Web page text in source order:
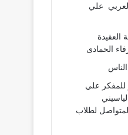
علي
الحمادى
للمفكر علي
لطلاب